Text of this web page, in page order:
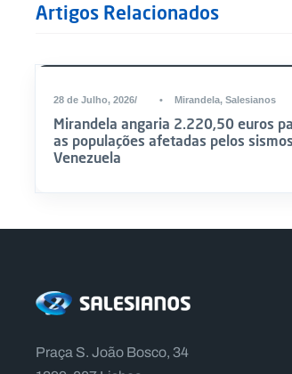
Artigos Relacionados
DESTAQUE
28 de Julho, 2026 • Mirandela, Salesianos
Mirandela angaria 2.220,50 euros
as populações afetadas pelos
Venezuela
Praça S. João Bosco, 34